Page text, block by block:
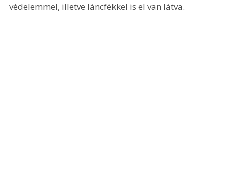
védelemmel, illetve láncfékkel is el van látva.